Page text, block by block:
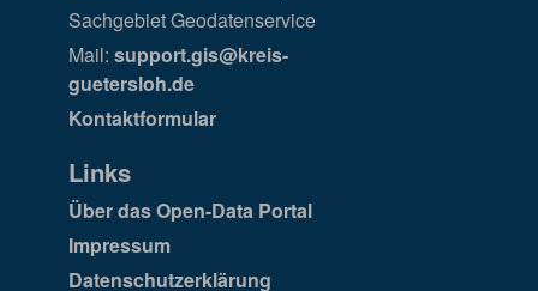
Sachgebiet Geodatenservice
Mail: support.gis@kreis-
guetersloh.de
Kontaktformular
Links
Über das Open-Data Portal
Impressum
Datenschutzerklärung